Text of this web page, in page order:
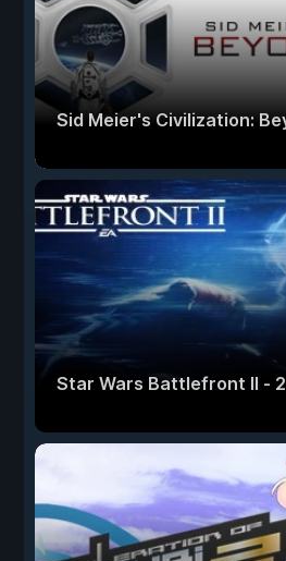
Sid Meier's Civilization:
Star Wars Battlefront II -